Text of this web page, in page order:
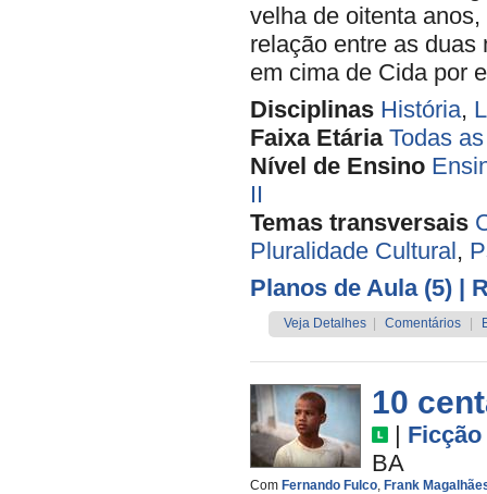
velha de oitenta
relação entre as duas
em cima de Cida por
Disciplinas História,
Faixa Etária Todas
Nível de Ensino
II
Temas transversais
Pluralidade Cultural,
Planos de Aula (5) |
Veja Detalhes Comentários
10
| Ficção
BA
Com Fernando Fulco, Frank